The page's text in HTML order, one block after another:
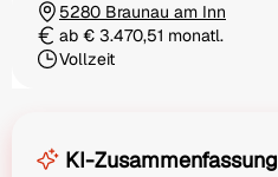
Ortschaft
5280 Braunau am Inn
Gehaltab € 3.470,51 monatl.
Beschäftigungsart
Vollzeit
KI-Zusammenfassung